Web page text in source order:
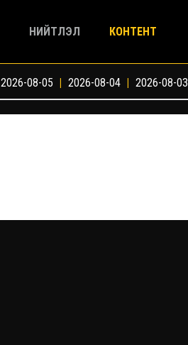
НИЙТЛЭЛ КОНТЕНТ
2026-08-05 | 2026-08-04 | 2026-08-03